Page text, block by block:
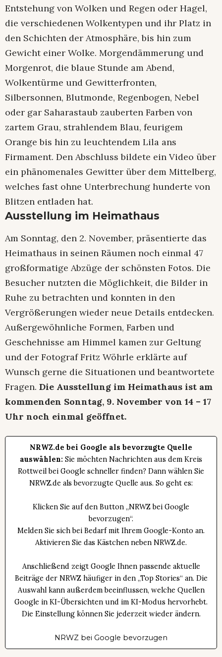
Entstehung von Wolken und Regen oder Hagel,
die verschiedenen Wolkentypen und ihr Platz in
den Schichten der Atmosphäre, bis hin zum
Gewicht einer Wolke. Morgendämmerung und
Morgenrot, die blaue Stunde am Abend,
Wolkentürme und Gewitterfronten,
Silbersonnen, Blutmonde, Regenbogen, Nebel
oder gar Saharastaub zauberten Farben von
zartem Grau, strahlendem Blau, feurigem
Orange bis hin zu leuchtendem Lila ans
Firmament. Den Abschluss bildete ein Video über
ein phänomenales Gewitter über dem Mittelberg,
welches fast ohne Unterbrechung hunderte von
Blitzen entladen hat.
Ausstellung im Heimathaus
Am Sonntag, den 2. November, präsentierte das
Heimathaus in seinen Räumen noch einmal 47
großformatige Abzüge der schönsten Fotos. Die
Besucher nutzten die Möglichkeit, die Bilder in
Ruhe zu betrachten und konnten in den
Vergrößerungen wieder neue Details entdecken.
Außergewöhnliche Formen, Farben und
Geschehnisse am Himmel kamen zur Geltung
und der Fotograf Fritz Wöhrle erklärte auf
Wunsch gerne die Situationen und beantwortete
Fragen. Die Ausstellung im Heimathaus ist am
kommenden Sonntag, 9. November von 14 – 17
Uhr noch einmal geöffnet.
NRWZ.de bei Google als bevorzugte Quelle
auswählen: Sie möchten Nachrichten aus dem Kreis
Rottweil bei Google schneller finden? Dann wählen Sie
NRWZ.de als bevorzugte Quelle aus. So geht es:
Klicken Sie auf den Button „NRWZ bei Google
bevorzugen“.
Melden Sie sich bei Bedarf mit Ihrem Google-Konto an.
Aktivieren Sie das Kästchen neben NRWZ.de.
Anschließend zeigt Google Ihnen passende aktuelle
Beiträge der NRWZ häufiger in den „Top Stories“ an. Die
Auswahl kann außerdem beeinflussen, welche Quellen
Google in KI-Übersichten und im KI-Modus hervorhebt.
Die Einstellung können Sie jederzeit wieder ändern.
NRWZ bei Google bevorzugen